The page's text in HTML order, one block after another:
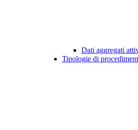
Dati aggregati
Tipologie di